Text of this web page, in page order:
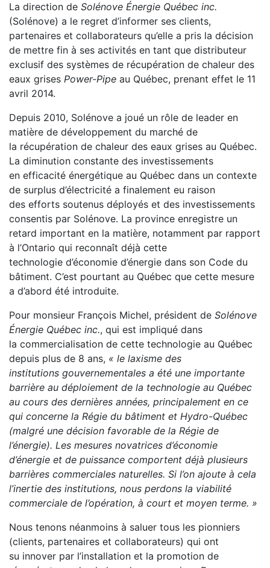
La direction de Solénove Énergie Québec inc.
(Solénove) a le regret d’informer ses clients,
partenaires et collaborateurs qu’elle a pris la décision
de mettre fin à ses activités en tant que distributeur
exclusif des systèmes de récupération de chaleur des
eaux grises Power-Pipe au Québec, prenant effet le 11
avril 2014.
Depuis 2010, Solénove a joué un rôle de leader en
matière de développement du marché de
la récupération de chaleur des eaux grises au Québec.
La diminution constante des investissements
en efficacité énergétique au Québec dans un contexte
de surplus d’électricité a finalement eu raison
des efforts soutenus déployés et des investissements
consentis par Solénove. La province enregistre un
retard important en la matière, notamment par rapport
à l’Ontario qui reconnaît déjà cette
technologie d’économie d’énergie dans son Code du
bâtiment. C’est pourtant au Québec que cette mesure
a d’abord été introduite.
Pour monsieur François Michel, président de Solénove
Énergie Québec inc., qui est impliqué dans
la commercialisation de cette technologie au Québec
depuis plus de 8 ans, « le laxisme des
institutions gouvernementales a été une importante
barrière au déploiement de la technologie au Québec
au cours des dernières années, principalement en ce
qui concerne la Régie du bâtiment et Hydro-Québec
(malgré une décision favorable de la Régie de
l’énergie). Les mesures novatrices d’économie
d’énergie et de puissance comportent déjà plusieurs
barrières commerciales naturelles. Si l’on ajoute à cela
l’inertie des institutions, nous perdons la viabilité
commerciale de l’opération, à court et moyen terme. »
Nous tenons néanmoins à saluer tous les pionniers
(clients, partenaires et collaborateurs) qui ont
su innover par l’installation et la promotion de